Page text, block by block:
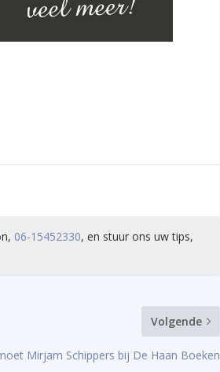
06-15452330, en stuur ons uw tips,
Volgende
Mirjam Schippers bij De Haan Boeken